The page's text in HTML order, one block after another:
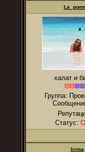
халат и
Группа:
Статус:
Irrma